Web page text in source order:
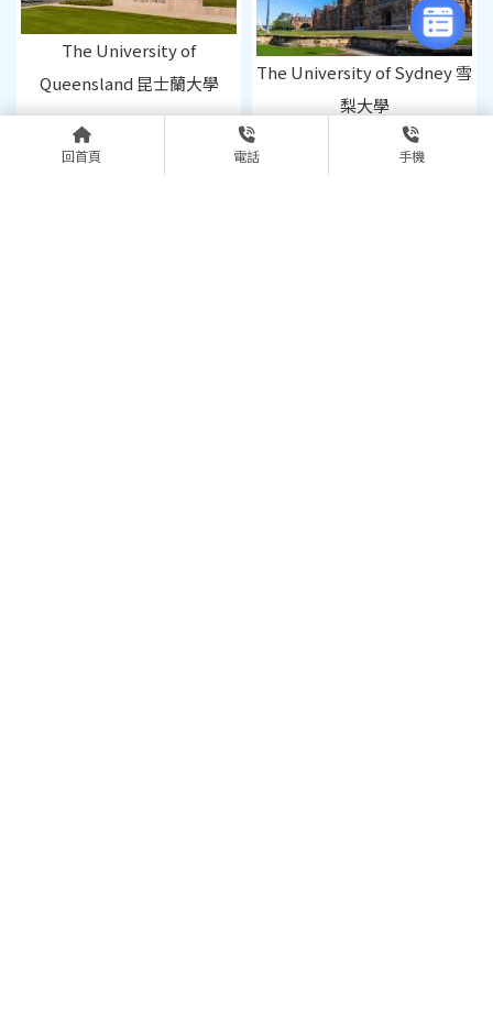
The University of
Queensland 昆士蘭大學
The University of Sydney 雪
梨大學
回首頁 電話 手機